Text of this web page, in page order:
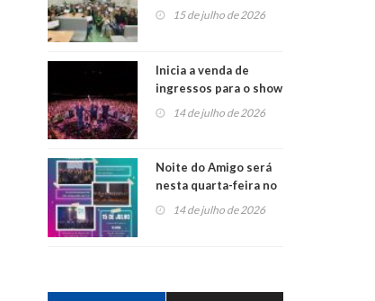
projetos em
15 de julho de 2026
Inicia a venda de
ingressos para o show
do Jota Quest nos 45
anos da Sicredi Ouro
14 de julho de 2026
Noite do Amigo será
nesta quarta-feira no
Centro de Cultura de
14 de julho de 2026